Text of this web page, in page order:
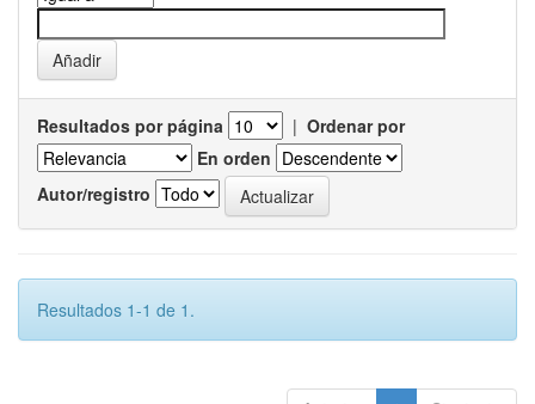
Resultados por página | Ordenar por
En orden
Autor/registro
Resultados 1-1 de 1.